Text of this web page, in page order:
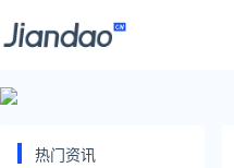
热门资讯